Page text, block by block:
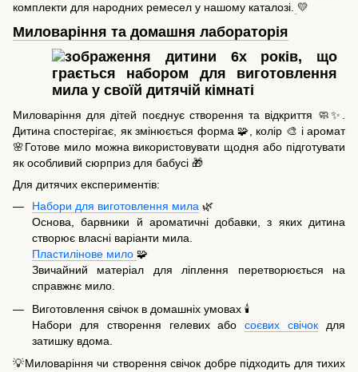
комплекти для народних ремесел у нашому каталозі. 💛
Миловаріння та домашня лабораторія
Миловаріння для дітей поєднує створення та відкриття 🧼✨.
Дитина спостерігає, як змінюється форма 🧩, колір 🎨 і аромат
🌸Готове мило можна використовувати щодня або підготувати
як особливий сюрприз для бабусі 🎁
Для дитячих експериментів:
Набори для виготовлення мила 🌿
Основа, барвники й ароматичні добавки, з яких дитина
створює власні варіанти мила.
Пластилінове мило 🧩
Звичайний матеріал для ліплення перетворюється на
справжнє мило.
Виготовлення свічок в домашніх умовах 🕯️
Набори для створення гелевих абосоєвих свічок для
затишку вдома.
💡Миловаріння чи створення свічок добре підходить для тихих